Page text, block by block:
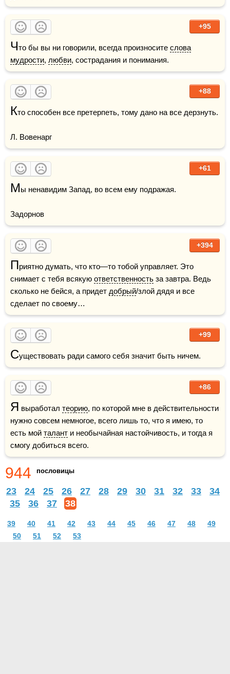
+95
Что бы вы ни говорили, всегда произносите слова
мудрости, любви, сострадания и понимания.
+88
Кто способен все претерпеть, тому дано на все дерзнуть.
Л. Вовенарг
+61
Мы ненавидим Запад, во всем ему подражая.
Задорнов
+394
Приятно думать, что кто—то тобой управляет. Это
снимает с тебя всякую ответственность за завтра. Ведь
сколько не бейся, а придет добрый/злой дядя и все
сделает по своему…
+99
Существовать ради самого себя значит быть ничем.
+86
Я выработал теорию, по которой мне в действительности
нужно совсем немногое, всего лишь то, что я имею, то
есть мой талант и необычайная настойчивость, и тогда я
смогу добиться всего.
944 пословицы
23 24 25 26 27 28 29 30 31 32 33
34
35
36 37 38
39 40 41 42 43 44 45 46 47 48
49
50
51 52 53